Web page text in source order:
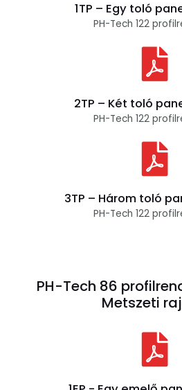
1TP – Egy toló
PH-Tech 122
2TP – Két toló
PH-Tech 122
3TP – Három toló
PH-Tech 122
PH-Tech 86
Metszeti